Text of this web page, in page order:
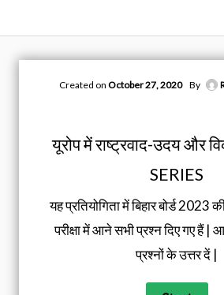
content
Created on October 27, 2020 By
यूरोप में राष्ट्रवाद-उदय और
SERIES
यह प्रतियोगिता में बिहार बोर्ड 2023
परीक्षा में आने सभी प्रश्न दिए गए हैं |
प्रश्नों के उत्तर दें |